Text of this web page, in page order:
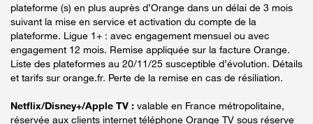
plateforme (s) en plus auprès d’Orange dans un délai de 3 mois
suivant la mise en service et activation du compte de la
plateforme. Ligue 1+ : avec engagement mensuel ou avec
engagement 12 mois. Remise appliquée sur la facture Orange.
Liste des plateformes au 20/11/25 susceptible d’évolution. Détails
et tarifs sur orange.fr. Perte de la remise en cas de résiliation.
Netflix/Disney+/Apple TV : valable en France métropolitaine,
réservée aux clients internet téléphone Orange TV sous réserve